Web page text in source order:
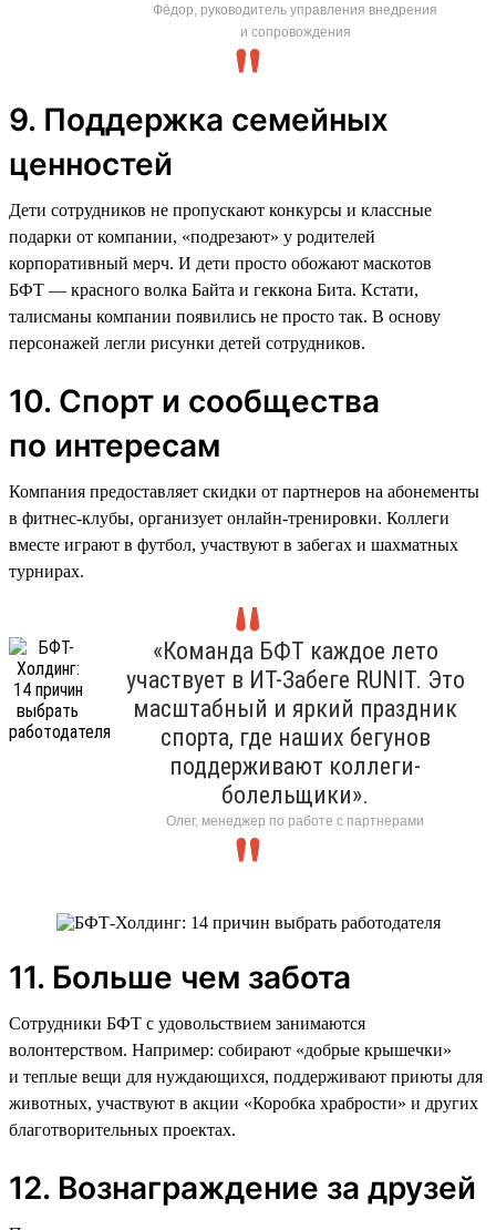
Фёдор, руководитель управления внедрения
и сопровождения
9. Поддержка семейных
ценностей
Дети сотрудников не пропускают конкурсы и классные
подарки от компании, «подрезают» у родителей
корпоративный мерч. И дети просто обожают маскотов
БФТ — красного волка Байта и геккона Бита. Кстати,
талисманы компании появились не просто так. В основу
персонажей легли рисунки детей сотрудников.
10. Спорт и сообщества
по интересам
Компания предоставляет скидки от партнеров на абонементы
в фитнес-клубы, организует онлайн-тренировки. Коллеги
вместе играют в футбол, участвуют в забегах и шахматных
турнирах.
«Команда БФТ каждое лето
участвует в ИТ-Забеге RUNIT. Это
масштабный и яркий праздник
спорта, где наших бегунов
поддерживают коллеги-
болельщики».
Олег, менеджер по работе с партнерами
11. Больше чем забота
Сотрудники БФТ с удовольствием занимаются
волонтерством. Например: собирают «добрые крышечки»
и теплые вещи для нуждающихся, поддерживают приюты для
животных, участвуют в акции «Коробка храбрости» и других
благотворительных проектах.
12. Вознаграждение за друзей